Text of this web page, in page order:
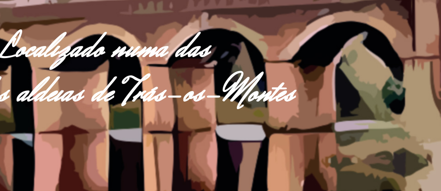
numa das
aldeias de Trás-os-Montes